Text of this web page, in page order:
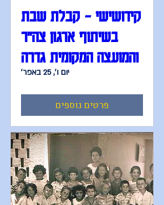
קידושישי - קבלת שבת
בשיתוף ארגון צה"ר
והמועצה המקומית גדרה
יום ו׳, 25 באפר׳
פרטים נוספים